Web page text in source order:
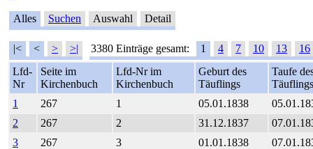
Alles Suchen Auswahl Detail
|< < > >| 3380 Einträge gesamt: 1 4 7 10 13
16
Lfd-
Nr
Seite im
Kirchenbuch
Lfd-Nr im
Kirchenbuch
Geburt des
Täuflings
Taufe
Täuflings
1
267 1 05.01.1838
2
267 2 31.12.1837
3
267 3 01.01.1838